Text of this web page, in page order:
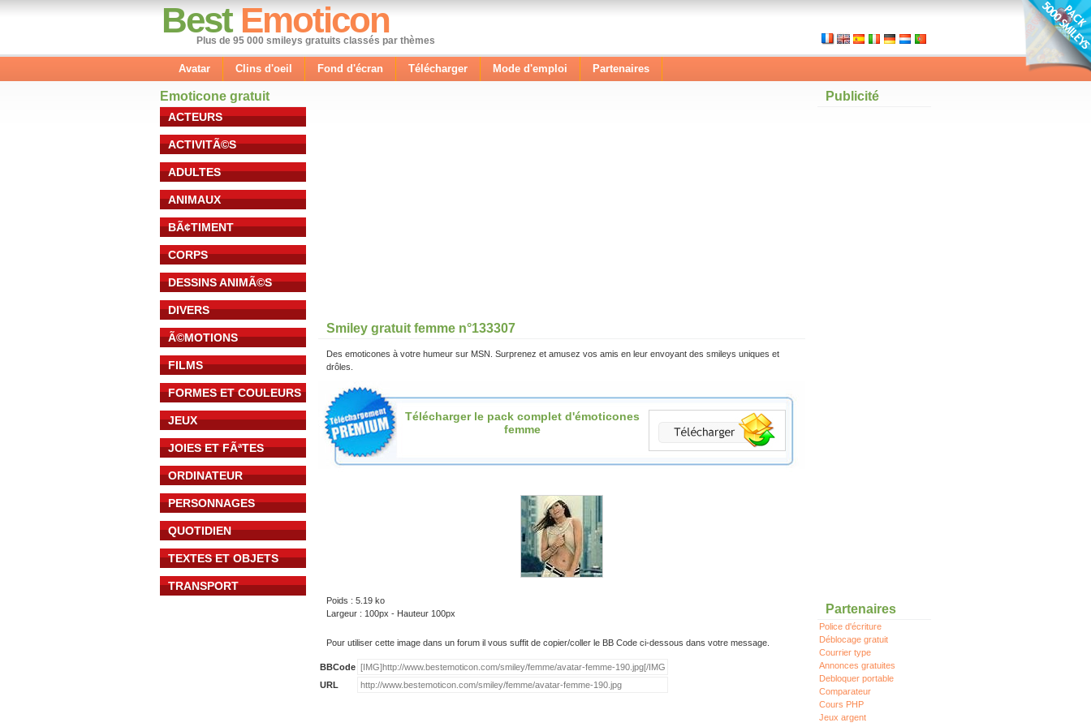
Best Emoticon
Plus de 95 000 smileys gratuits classés par thèmes
Avatar Clins d'oeil Fond d'écran Télécharger Mode d'emploi Partenaires
Emoticone gratuit
ACTEURS
ACTIVITÃ©S
ADULTES
ANIMAUX
BÃ¢TIMENT
CORPS
DESSINS ANIMÃ©S
DIVERS
Ã©MOTIONS
FILMS
FORMES ET COULEURS
JEUX
JOIES ET FÃªTES
ORDINATEUR
PERSONNAGES
QUOTIDIEN
TEXTES ET OBJETS
TRANSPORT
Smiley gratuit femme n°133307
Des emoticones à votre humeur sur MSN. Surprenez et amusez vos amis en leur envoyant des smileys uniques et
drôles.
Télécharger le pack complet d'émoticones
femme
Poids : 5.19 ko
Largeur : 100px - Hauteur 100px
Pour utiliser cette image dans un forum il vous suffit de copier/coller le BB Code ci-dessous dans votre message.
BBCode
URL
Publicité
Partenaires
Police d'écriture
Déblocage gratuit
Courrier type
Annonces gratuites
Debloquer portable
Comparateur
Cours PHP
Jeux argent